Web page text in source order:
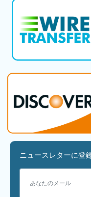
ニュースレターに登